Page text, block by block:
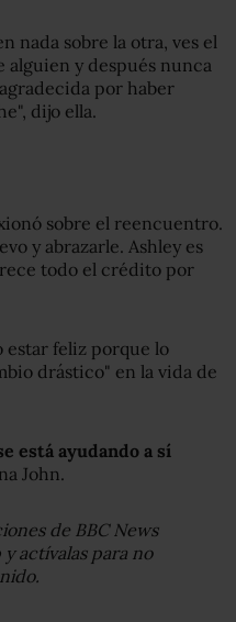
nada sobre la otra, ves el
alguien y después nunca
por haber
dijo ella.
sobre el reencuentro.
y abrazarle. Ashley es
todo el crédito por
estar feliz porque lo
drástico" en la vida de
está ayudando a sí
John.
de BBC News
actívalas para no